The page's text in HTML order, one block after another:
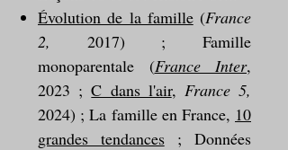
Évolution de la famille(France
2, 2017) ; Famille
monoparentale (France Inter,
2023 ;C dans l'air, France 5,
2024) ; La famille en France, 10
grandes tendances; Données